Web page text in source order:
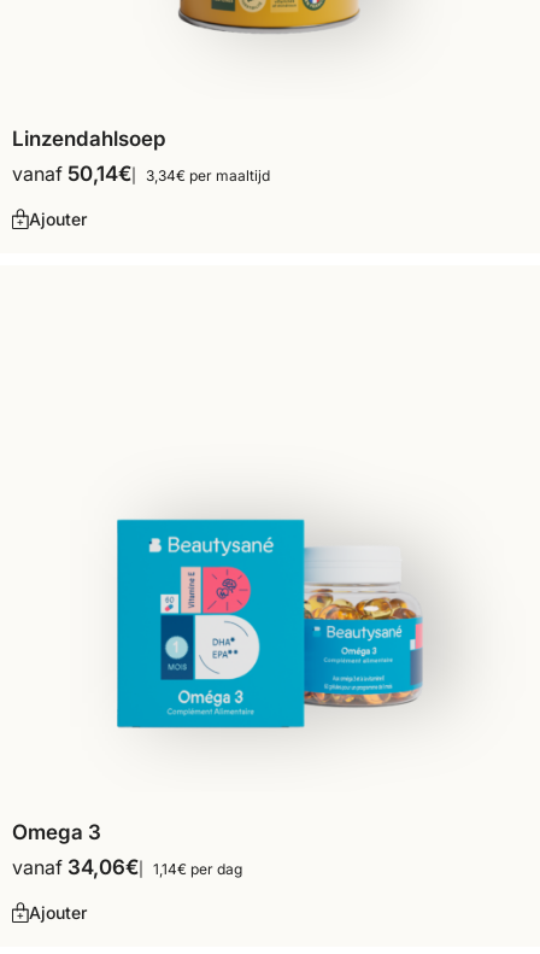
Linzendahlsoep
vanaf 50,14€ 3,34€ per maaltijd
Ajouter
Omega 3
vanaf 34,06€ 1,14€ per dag
Ajouter